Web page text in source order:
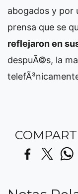
abogados y por
prensa que se
reflejaron en
despuÃ©s, la